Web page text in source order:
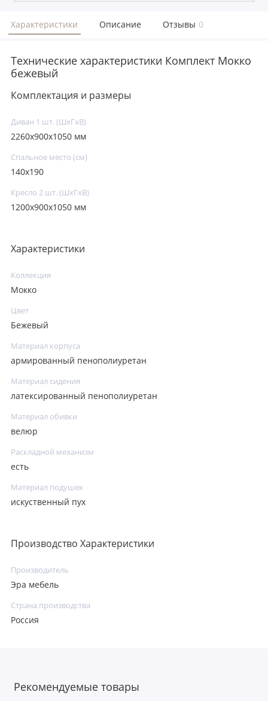
Характеристики Описание Отзывы 0
Технические характеристики Комплект Мокко
бежевый
Комплектация и размеры
Диван 1 шт. (ШхГхВ)
2260х900х1050 мм
Спальное место (см)
140х190
Кресло 2 шт. (ШхГхВ)
1200х900х1050 мм
Характеристики
Коллекция
Мокко
Цвет
Бежевый
Материал корпуса
армированный пенополиуретан
Материал сидения
латексированный пенополиуретан
Материал обивки
велюр
Раскладной механизм
есть
Материал подушек
искуственный пух
Производство Характеристики
Производитель
Эра мебель
Страна производства
Россия
Рекомендуемые товары